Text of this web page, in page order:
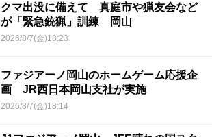
クマ出没に備えて 真庭市や猟友会など
が「緊急銃猟」訓練 岡山
2026/8/7(金)18:23
ファジアーノ岡山のホームゲーム応援企
画 JR西日本岡山支社が実施
2026/8/7(金)18:14